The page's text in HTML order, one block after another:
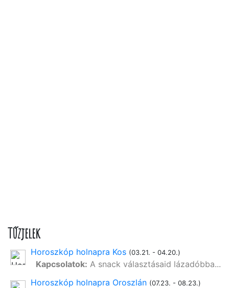
Tűzjelek
Horoszkóp holnapra Kos (03.21. - 04.20.)
Kapcsolatok: A snack választásaid lázadóbba...
Horoszkóp holnapra Oroszlán (07.23. - 08.23.)